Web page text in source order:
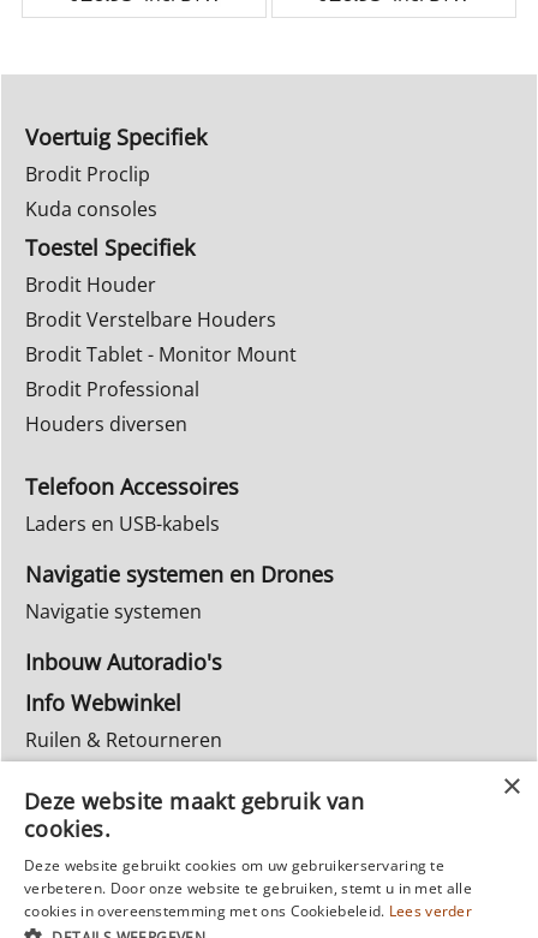
Voertuig Specifiek
Brodit Proclip
Kuda consoles
Toestel Specifiek
Brodit Houder
Brodit Verstelbare Houders
Brodit Tablet - Monitor Mount
Brodit Professional
Houders diversen
Telefoon Accessoires
Laders en USB-kabels
Navigatie systemen en Drones
Navigatie systemen
Inbouw Autoradio's
Info Webwinkel
Ruilen & Retourneren
Reparatie
Deze website maakt gebruik van
cookies.
Deze website gebruikt cookies om uw gebruikerservaring te
verbeteren. Door onze website te gebruiken, stemt u in met alle
cookies in overeenstemming met ons Cookiebeleid. Lees verder